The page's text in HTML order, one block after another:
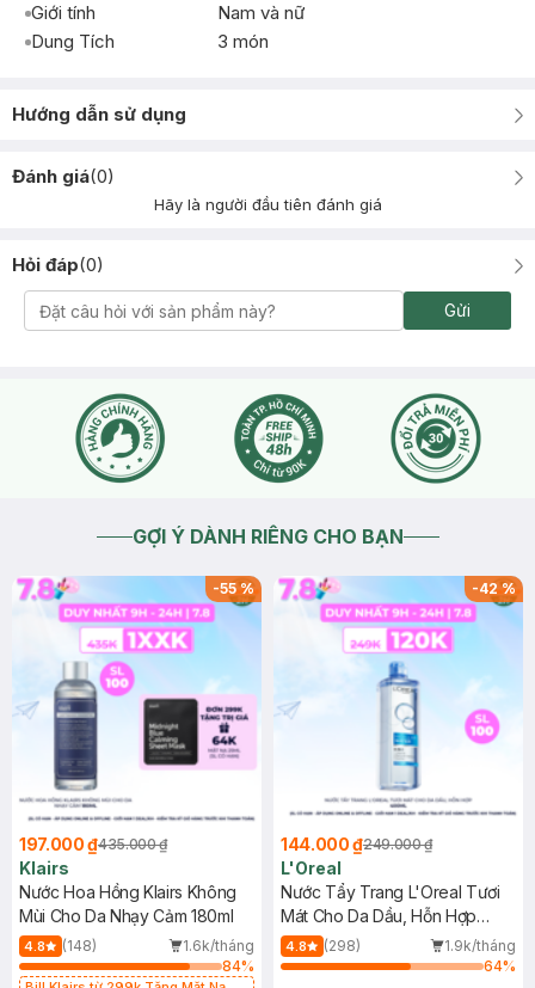
Giới tính
Nam và nữ
Dung Tích
3 món
Hướng dẫn sử dụng
Đánh giá(0)
Hãy là người đầu tiên đánh giá
Hỏi đáp(0)
Gửi
GỢI Ý DÀNH RIÊNG CHO BẠN
-55%
197.000 ₫435.000 ₫
Klairs
Nước Hoa Hồng Klairs Không
Mùi Cho Da Nhạy Cảm 180ml
4.8 (148)
1.6k/tháng
84%
-42%
144.000 ₫249.000 ₫
L'Oreal
Nước Tẩy Trang L'Oreal Tươi
Mát Cho Da Dầu, Hỗn Hợp
400ml
4.8 (298)
1.9k/tháng
64%